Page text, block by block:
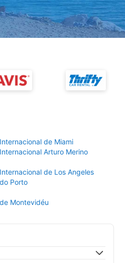
de Miami
Arturo Merino
de Los Angeles
Porto
Montevidéu